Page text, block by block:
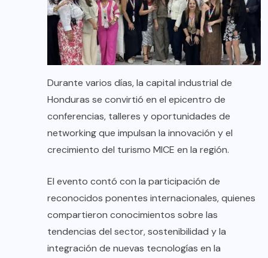
Durante varios días, la capital industrial de
Honduras se convirtió en el epicentro de
conferencias, talleres y oportunidades de
networking que impulsan la innovación y el
crecimiento del turismo MICE en la región.
El evento contó con la participación de
reconocidos ponentes internacionales, quienes
compartieron conocimientos sobre las
tendencias del sector, sostenibilidad y la
integración de nuevas tecnologías en la